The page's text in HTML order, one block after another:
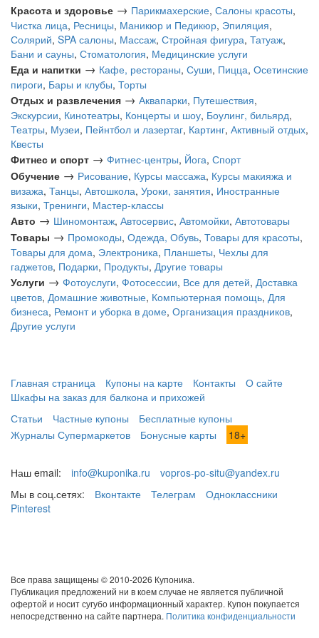
Красота и здоровье → Парикмахерские, Салоны красоты,
Чистка лица, Ресницы, Маникюр и Педикюр, Эпиляция,
Солярий, SPA салоны, Массаж, Стройная фигура, Татуаж,
Бани и сауны, Стоматология, Медицинские услуги
Еда и напитки → Кафе, рестораны, Суши, Пицца, Осетинские
пироги, Бары и клубы, Торты
Отдых и развлечения → Аквапарки, Путешествия,
Экскурсии, Кинотеатры, Концерты и шоу, Боулинг, бильярд,
Театры, Музеи, Пейнтбол и лазертаг, Картинг, Активный отдых,
Квесты
Фитнес и спорт → Фитнес-центры, Йога, Спорт
Обучение → Рисование, Курсы массажа, Курсы макияжа и
визажа, Танцы, Автошкола, Уроки, занятия, Иностранные
языки, Тренинги, Мастер-классы
Авто → Шиномонтаж, Автосервис, Автомойки, Автотовары
Товары → Промокоды, Одежда, Обувь, Товары для красоты,
Товары для дома, Электроника, Планшеты, Чехлы для
гаджетов, Подарки, Продукты, Другие товары
Услуги → Фотоуслуги, Фотосессии, Все для детей, Доставка
цветов, Домашние животные, Компьютерная помощь, Для
бизнеса, Ремонт и уборка в доме, Организация праздников,
Другие услуги
Главная страница Купоны на карте Контакты
О сайте
Шкафы на заказ для балкона и прихожей
Статьи
Частные купоны
Бесплатные купоны
Журналы Супермаркетов
Бонусные карты 18+
Наш email: info@kuponika.ru
vopros-po-situ@yandex.ru
Мы в соц.сетях:
Вконтакте Телеграм
Одноклассники
Pinterest
Все права защищены © 2010-2026 Купоника.
Публикация предложений ни в коем случае не является публичной
офертой и носит сугубо информационный характер. Купон покупается
непосредственно на сайте партнера. Политика конфиденциальности